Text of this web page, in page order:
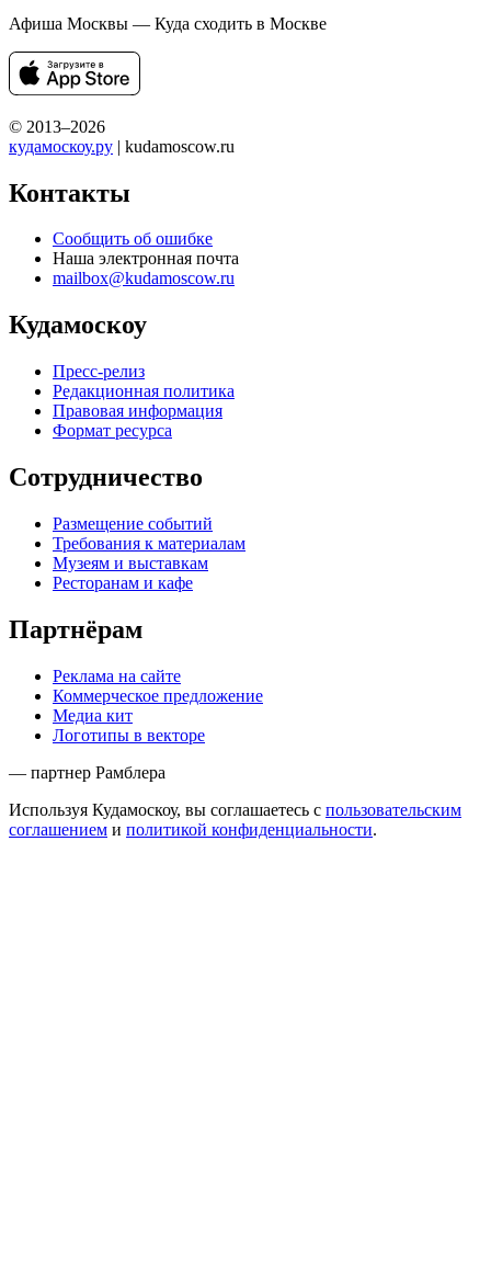
Афиша Москвы — Куда сходить в Москве
© 2013–2026
кудамоскоу.ру | kudamoscow.ru
Контакты
Сообщить об ошибке
Наша электронная почта
mailbox@kudamoscow.ru
Кудамоскоу
Пресс-релиз
Редакционная политика
Правовая информация
Формат ресурса
Сотрудничество
Размещение событий
Требования к материалам
Музеям и выставкам
Ресторанам и кафе
Партнёрам
Реклама на сайте
Коммерческое предложение
Медиа кит
Логотипы в векторе
— партнер Рамблера
Используя Кудамоскоу, вы соглашаетесь с пользовательским
соглашением и политикой конфиденциальности.